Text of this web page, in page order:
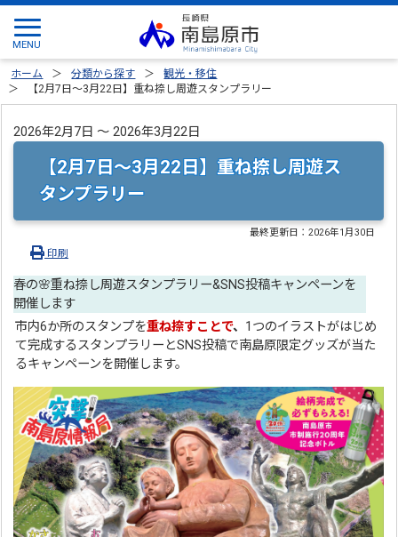
ホーム 分類から探す
観光・移住
【2月7日～3月22日】重ね捺し周遊スタンプラリー
2026年2月7日 ～ 2026年3月22日
【2月7日～3月22日】重ね捺し周遊ス
タンプラリー
最終更新日：2026年1月30日
印刷
春の🌸重ね捺し周遊スタンプラリー&SNS投稿キャンペーンを
開催します
市内6か所のスタンプを重ね捺すことで、 1つのイラストがはじめ
て完成するスタンプラリーとSNS投稿で南島原限定グッズが当た
るキャンペーンを開催します。